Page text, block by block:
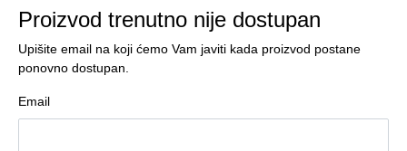
Proizvod trenutno nije dostupan
Upišite email na koji ćemo Vam javiti kada proizvod postane
ponovno dostupan.
Email